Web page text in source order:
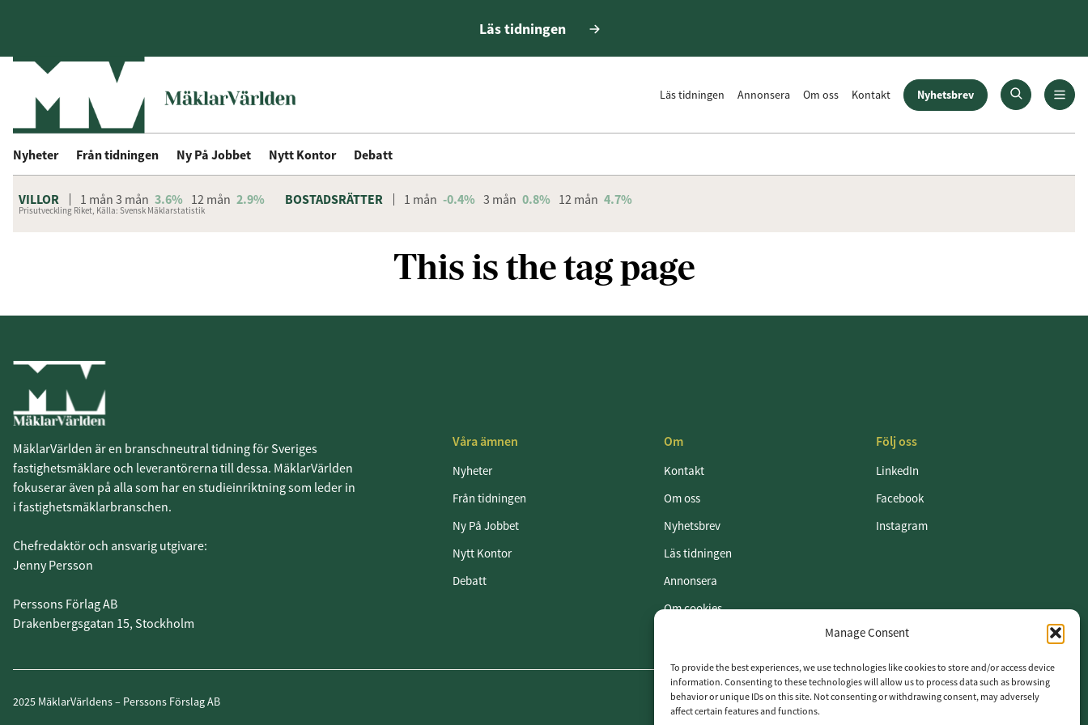
Manage Consent
To provide the best experiences, we use technologies like cookies to store and/or access device
information. Consenting to these technologies will allow us to process data such as browsing
behavior or unique IDs on this site. Not consenting or withdrawing consent, may adversely
affect certain features and functions.
Läs tidningen
Läs tidningen Annonsera Om oss Kontakt Nyhetsbrev
Nyheter Från tidningen Ny På Jobbet Nytt Kontor Debatt
VILLOR 1 mån 3 mån 3.6% 12 mån 2.9% BOSTADSRÄTTER 1 mån -0.4% 3 mån 0.8% 12 mån 4.7%
Prisutveckling Riket, Källa: Svensk Mäklarstatistik
This is the tag page
MäklarVärlden är en branschneutral tidning för Sveriges
fastighetsmäklare och leverantörerna till dessa. MäklarVärlden
fokuserar även på alla som har en studieinriktning som leder in
i fastighetsmäklarbranschen.
Chefredaktör och ansvarig utgivare:
Jenny Persson
Perssons Förlag AB
Drakenbergsgatan 15, Stockholm
Våra ämnen
Nyheter
Från tidningen
Ny På Jobbet
Nytt Kontor
Debatt
Om
Kontakt
Om oss
Nyhetsbrev
Läs tidningen
Annonsera
Om cookies
Följ oss
LinkedIn
Facebook
Instagram
2025 MäklarVärldens – Perssons Förslag AB